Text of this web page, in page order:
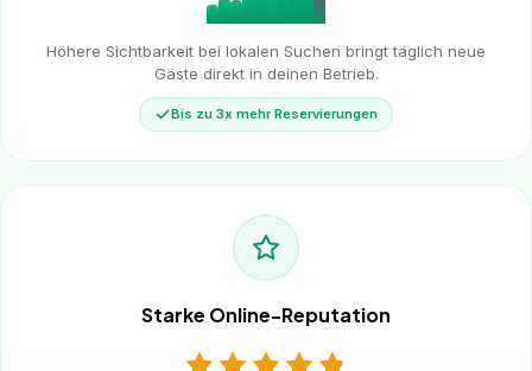
Höhere Sichtbarkeit bei lokalen Suchen bringt täglich neue
Gäste direkt in deinen Betrieb.
Bis zu 3x mehr Reservierungen
Starke Online-Reputation